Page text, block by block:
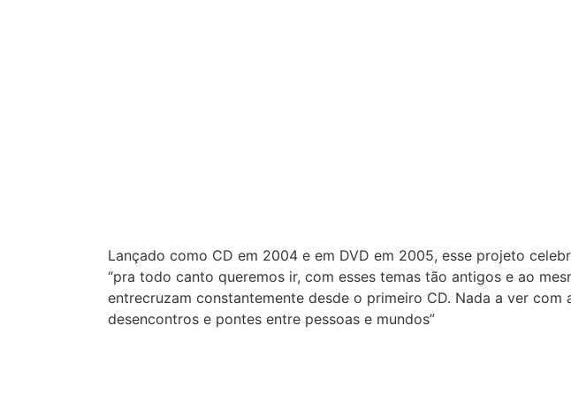
Lançado como CD em 2004 e em DVD em 2005, esse projeto
“pra todo canto queremos ir, com esses temas tão antigos e ao
entrecruzam constantemente desde o primeiro CD. Nada a ver
desencontros e pontes entre pessoas e mundos”